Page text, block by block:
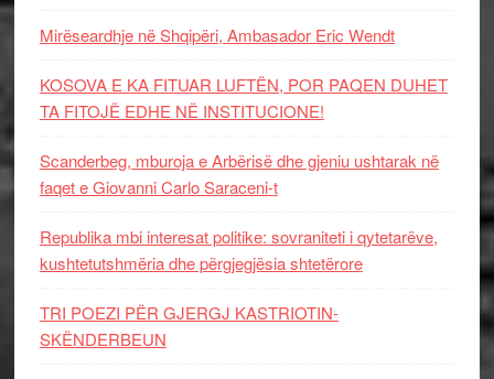
Mirëseardhje në Shqipëri, Ambasador Eric Wendt
KOSOVA E KA FITUAR LUFTËN, POR PAQEN DUHET
TA FITOJË EDHE NË INSTITUCIONE!
Scanderbeg, mburoja e Arbërisë dhe gjeniu ushtarak në
faqet e Giovanni Carlo Saraceni-t
Republika mbi interesat politike: sovraniteti i qytetarëve,
kushtetutshmëria dhe përgjegjësia shtetërore
TRI POEZI PËR GJERGJ KASTRIOTIN-
SKËNDERBEUN